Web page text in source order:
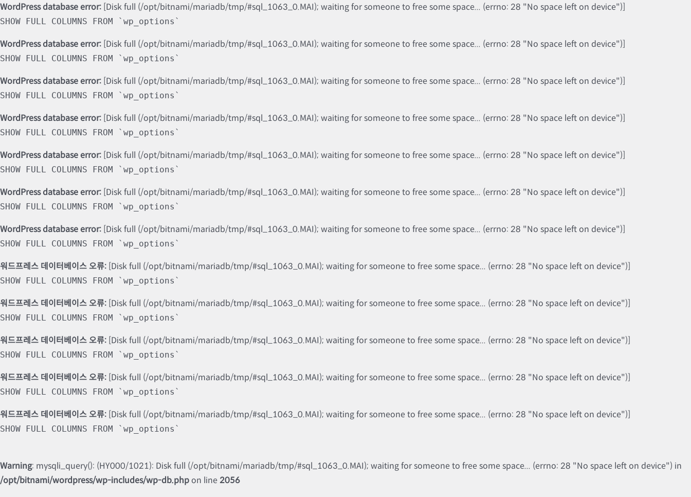
WordPress database error: [Disk full (/opt/bitnami/mariadb/tmp/#sql_1063_0.MAI); waiting for someone to free some space... (errno: 28 "No space left on device")]
SHOW FULL COLUMNS FROM `wp_options`
WordPress database error: [Disk full (/opt/bitnami/mariadb/tmp/#sql_1063_0.MAI); waiting for someone to free some space... (errno: 28 "No space left on device")]
SHOW FULL COLUMNS FROM `wp_options`
WordPress database error: [Disk full (/opt/bitnami/mariadb/tmp/#sql_1063_0.MAI); waiting for someone to free some space... (errno: 28 "No space left on device")]
SHOW FULL COLUMNS FROM `wp_options`
WordPress database error: [Disk full (/opt/bitnami/mariadb/tmp/#sql_1063_0.MAI); waiting for someone to free some space... (errno: 28 "No space left on device")]
SHOW FULL COLUMNS FROM `wp_options`
WordPress database error: [Disk full (/opt/bitnami/mariadb/tmp/#sql_1063_0.MAI); waiting for someone to free some space... (errno: 28 "No space left on device")]
SHOW FULL COLUMNS FROM `wp_options`
WordPress database error: [Disk full (/opt/bitnami/mariadb/tmp/#sql_1063_0.MAI); waiting for someone to free some space... (errno: 28 "No space left on device")]
SHOW FULL COLUMNS FROM `wp_options`
WordPress database error: [Disk full (/opt/bitnami/mariadb/tmp/#sql_1063_0.MAI); waiting for someone to free some space... (errno: 28 "No space left on device")]
SHOW FULL COLUMNS FROM `wp_options`
워드프레스 데이터베이스 오류: [Disk full (/opt/bitnami/mariadb/tmp/#sql_1063_0.MAI); waiting for someone to free some space... (errno: 28 "No space left on device")]
SHOW FULL COLUMNS FROM `wp_options`
워드프레스 데이터베이스 오류: [Disk full (/opt/bitnami/mariadb/tmp/#sql_1063_0.MAI); waiting for someone to free some space... (errno: 28 "No space left on device")]
SHOW FULL COLUMNS FROM `wp_options`
워드프레스 데이터베이스 오류: [Disk full (/opt/bitnami/mariadb/tmp/#sql_1063_0.MAI); waiting for someone to free some space... (errno: 28 "No space left on device")]
SHOW FULL COLUMNS FROM `wp_options`
워드프레스 데이터베이스 오류: [Disk full (/opt/bitnami/mariadb/tmp/#sql_1063_0.MAI); waiting for someone to free some space... (errno: 28 "No space left on device")]
SHOW FULL COLUMNS FROM `wp_options`
워드프레스 데이터베이스 오류: [Disk full (/opt/bitnami/mariadb/tmp/#sql_1063_0.MAI); waiting for someone to free some space... (errno: 28 "No space left on device")]
SHOW FULL COLUMNS FROM `wp_options`
Warning: mysqli_query(): (HY000/1021): Disk full (/opt/bitnami/mariadb/tmp/#sql_1063_0.MAI); waiting for someone to free some space... (errno: 28 "No space left on device") in
/opt/bitnami/wordpress/wp-includes/wp-db.php on line2056